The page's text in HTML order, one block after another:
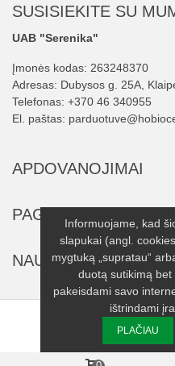
SUSISIEKITE SU
UAB "Serenika"
Įmonės kodas: 263248370
Adresas: Dubysos g. 25A,
Telefonas: +370 46 340955
El. paštas:
APDOVANOJIMAI
PAGALBA
NAUJIENLAIŠKIS
© 2025 UAB
Informuojame, kad
slapukai (angl.
mygtuką „supratau“
duotą sutikimą
pakeisdami savo
ištrindami
PLAČIAU